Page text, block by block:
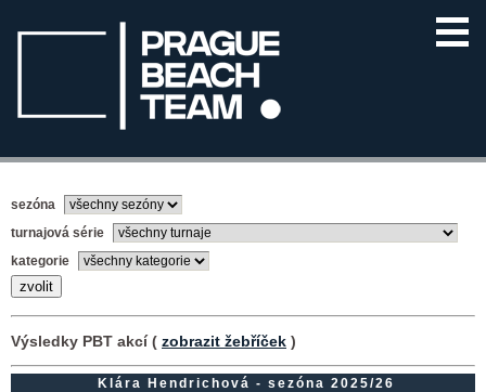
sezóna
turnajová série
kategorie
Výsledky PBT akcí ( zobrazit žebříček )
Klára Hendrichová - sezóna 2025/26